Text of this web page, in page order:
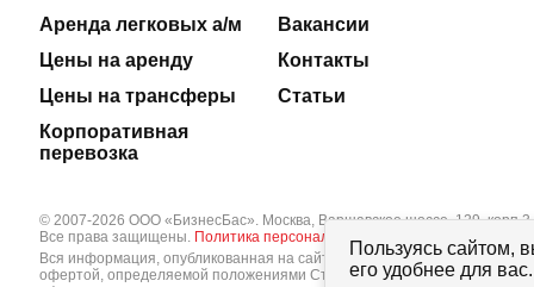
Аренда легковых а/м
Цены на аренду
Цены на трансферы
Корпоративная
перевозка
Вакансии
Контакты
Статьи
© 2007-2026 ООО «БизнесБас». Москва, Варшавское шоссе, 129, корп.3.
Все права защищены. Политика персональных данных
Вся информация, опубликованная на сайте bbus.ru, в т.ч. цены
офертой, определяемой положениями Статьи 437 Гражданского
Пользуясь сайтом,
его удобнее для